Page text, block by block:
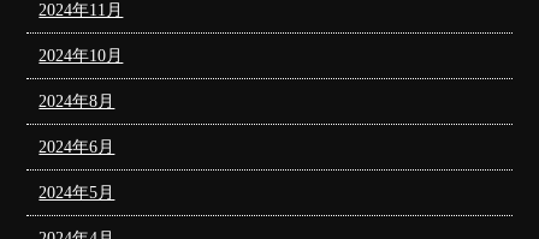
2024年11月
2024年10月
2024年8月
2024年6月
2024年5月